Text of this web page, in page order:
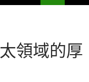
領域的厚